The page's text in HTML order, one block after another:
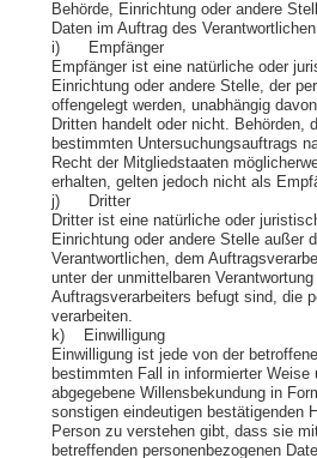
Behörde, Einrichtung oder andere
Daten im Auftrag des
i) Empfänger
Empfänger ist eine natürliche oder
Einrichtung oder andere Stelle, der
offengelegt werden, unabhängig
Dritten handelt oder nicht. Behörden,
bestimmten Untersuchungsauftrags
Recht der Mitgliedstaaten
erhalten, gelten jedoch nicht als
j) Dritter
Dritter ist eine natürliche oder
Einrichtung oder andere Stelle außer
Verantwortlichen, dem
unter der unmittelbaren
Auftragsverarbeiters befugt sind, die
verarbeiten.
k) Einwilligung
Einwilligung ist jede von der
bestimmten Fall in informierter
abgegebene Willensbekundung in
sonstigen eindeutigen bestätigenden
Person zu verstehen gibt, dass sie
betreffenden personenbezogenen